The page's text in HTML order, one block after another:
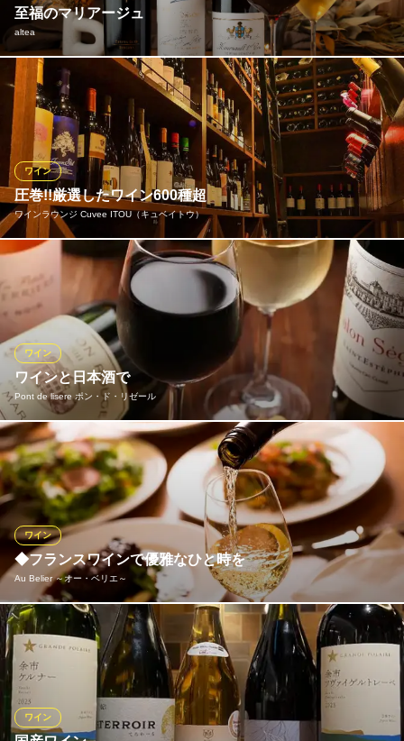
至福のマリアージュ
altea
お料理の魅力をさらに引き立てるため、ソムリエが世界中から厳
選した極上のワインを豊富にご用意しております。一皿一皿の味
わいに合わせて計算された最高のマリアージュをご提案。ワイン
とお料理が織りなす極上のハーモニーに酔いしれてみませんか。
altea
イノベーティブ料理
仙台市営地下鉄南北線勾当台公園駅 徒歩3分
宮城県仙台市青葉区国分町2-14-25 山国ビル2F
圧巻!!厳選したワイン600種超
ワインラウンジ Cuvee ITOU（キュベイトウ）
ワイン
世界各国の厳選されたワインが約600種保管しており、ワインビギ
ナーからワインラバーまでお楽しみ頂けます。仙台でのワイン人
口を広めたい・・・そんな思いでワインにあうお料理を提供して
います。フランス、イタリアを中心に取り揃えた世界各国のワイ
ン、山梨の珍しいワインをはじめとした国産のワインが自慢。
ワインラウンジ Cuvee ITOU（キュベイトウ）
グリル料理とイタリアン
ＪＲ仙台駅 徒歩2分
宮城県仙台市青葉区中央1-7-1 第一志ら梅ビル7F
ワインと日本酒で
Pont de lisere ポン・ド・リゼール
ワイン
フランスワインに加え、料理に合う純米酒も取り揃えています。
「フレンチにはワイン」という枠にとらわれず、その日の料理や
好みに合わせて自由に。迷った際は、気軽におすすめをお尋ねく
ださい。
Pont de lisere ポン・ド・リゼール
ビストロ
仙台市営地下鉄南北線勾当台公園駅 徒歩6分
宮城県仙台市青葉区国分町2-13-28 ニュー若竹ビル2F
◆フランスワインで優雅なひと時を
Au Belier ～オー・ベリエ～
ワイン
さまざまなフランス産のワインを取り揃えている《Au Belier》。
お客様の好みのテイストや料理に合わせ、最適な一杯をご提案い
たします。ひとつひとつ丁寧に調理し、素材の旨味を最大限引き
出した料理とのマリアージュを、五感を使ってお楽しみくださ
い。出会ったことのないような味わいに出会えるかもしれません
よ。
ワイン